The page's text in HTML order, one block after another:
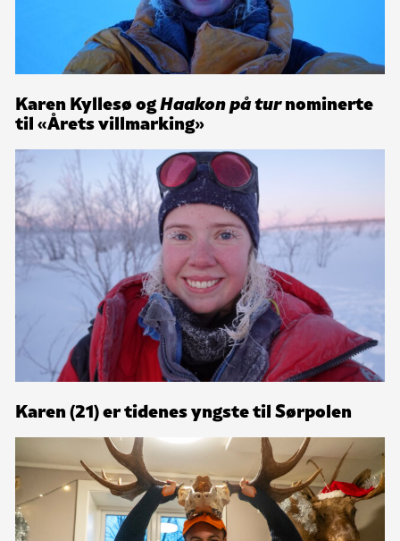
Karen Kyllesø ogHaakon på turnominerte
til «Årets villmarking»
Karen (21) er tidenes yngste til Sørpolen